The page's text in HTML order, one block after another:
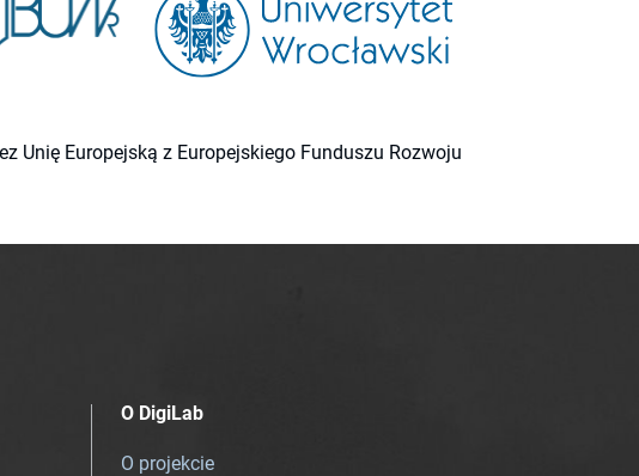
Unię Europejską z Europejskiego Funduszu Rozwoju
O DigiLab
O projekcie